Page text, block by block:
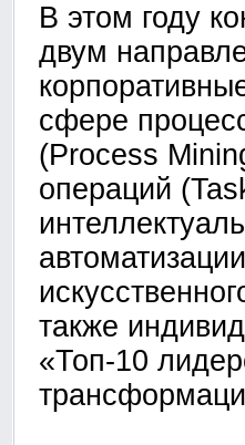
В этом году
двум
сфере
(Process
операций
также
«Топ-10